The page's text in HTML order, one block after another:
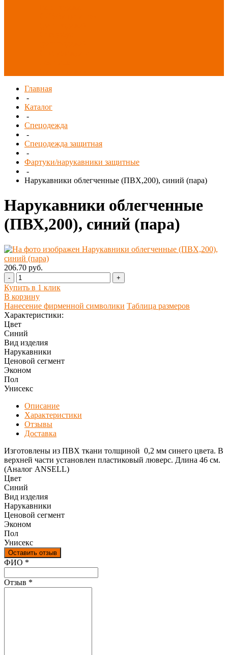
Главная
-
Каталог
-
Спецодежда
-
Спецодежда защитная
-
Фартуки/нарукавники защитные
-
Нарукавники облегченные (ПВХ,200), синий (пара)
Нарукавники облегченные
(ПВХ,200), синий (пара)
206.70 руб.
- +
Купить в 1 клик
В корзину
Нанесение фирменной символики Таблица размеров
Характеристики:
Цвет
Синий
Вид изделия
Нарукавники
Ценовой сегмент
Эконом
Пол
Унисекс
Описание
Характеристики
Отзывы
Доставка
Изготовлены из ПВХ ткани толщиной 0,2 мм синего цвета. В
верхней части установлен пластиковый люверс. Длина 46 см.
(Аналог ANSELL)
Цвет
Синий
Вид изделия
Нарукавники
Ценовой сегмент
Эконом
Пол
Унисекс
Оставить отзыв
Ваш отзыв был отправлен!
ФИО *
Отзыв *